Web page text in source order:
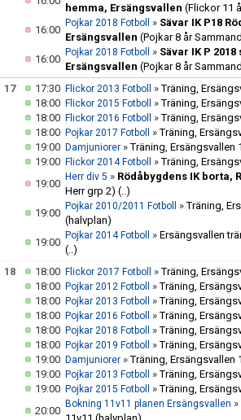
hemma, Ersängsvallen (Flickor 11
16:00
Pojkar 2018 Fotboll » Sävar IK P18
Ersängsvallen (Pojkar 8 år
16:00
Pojkar 2018 Fotboll » Sävar IK P
Ersängsvallen (Pojkar 8 år
17 17:30 Flickor 2013 Fotboll »Träning,
18:00 Flickor 2015 Fotboll »Träning,
18:00 Flickor 2016 Fotboll »Träning,
18:00 Pojkar 2017 Fotboll »Träning,
19:00 Damjuniorer »Träning, Ersängsvallen
19:00 Flickor 2014 Fotboll »Träning,
19:00
Herr div 5 » Rödåbygdens IK borta,
Herr grp 2) (..)
19:00
Pojkar 2010/2011 Fotboll »Träning,
(halvplan)
19:00
Pojkar 2014 Fotboll » Ersängsvallen
(..)
18
18:00 Flickor 2017 Fotboll »Träning,
18:00 Pojkar 2012 Fotboll »Träning,
18:00 Pojkar 2013 Fotboll »Träning,
18:00 Pojkar 2016 Fotboll »Träning,
18:00 Pojkar 2018 Fotboll »Träning,
18:00 Pojkar 2019 Fotboll »Träning,
19:00 Damjuniorer »Träning, Ersängsvallen
19:00 Pojkar 2013 Fotboll »Träning,
19:00 Pojkar 2015 Fotboll »Träning,
20:00
Bokning 11v11 planen Ersängsvallen »